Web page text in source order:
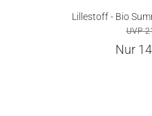
Lillestoff - Bio
UVP
Nur